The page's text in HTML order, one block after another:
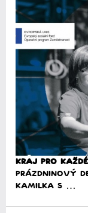
Kraj pro
prázdninový
Kamilka s …
Přečíst